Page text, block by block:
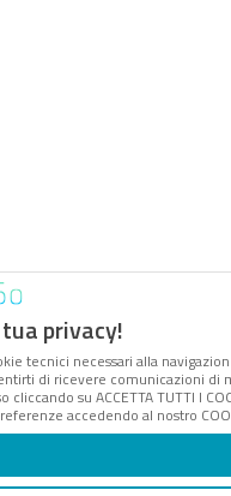
privacy!
tecnici necessari alla
di ricevere comunicazioni
cliccando su ACCETTA TUTTI I
accedendo al nostro